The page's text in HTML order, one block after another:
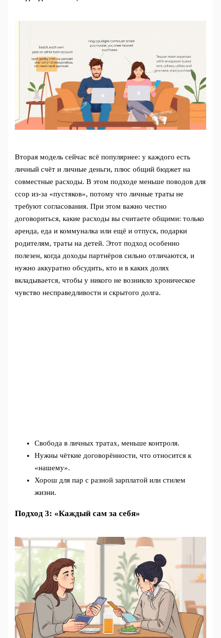
Вторая модель сейчас всё популярнее: у каждого есть
личный счёт и личные деньги, плюс общий бюджет на
совместные расходы. В этом подходе меньше поводов для
ссор из‑за «пустяков», потому что личные траты не
требуют согласования. При этом важно честно
договориться, какие расходы вы считаете общими: только
аренда, еда и коммуналка или ещё и отпуск, подарки
родителям, траты на детей. Этот подход особенно
полезен, когда доходы партнёров сильно отличаются, и
нужно аккуратно обсудить, кто и в каких долях
вкладывается, чтобы у никого не возникло хроническое
чувство несправедливости и скрытого долга.
Свобода в личных тратах, меньше контроля.
Нужны чёткие договорённости, что относится к
«нашему».
Хорош для пар с разной зарплатой или стилем
жизни.
Подход 3: «Каждый сам за себя»